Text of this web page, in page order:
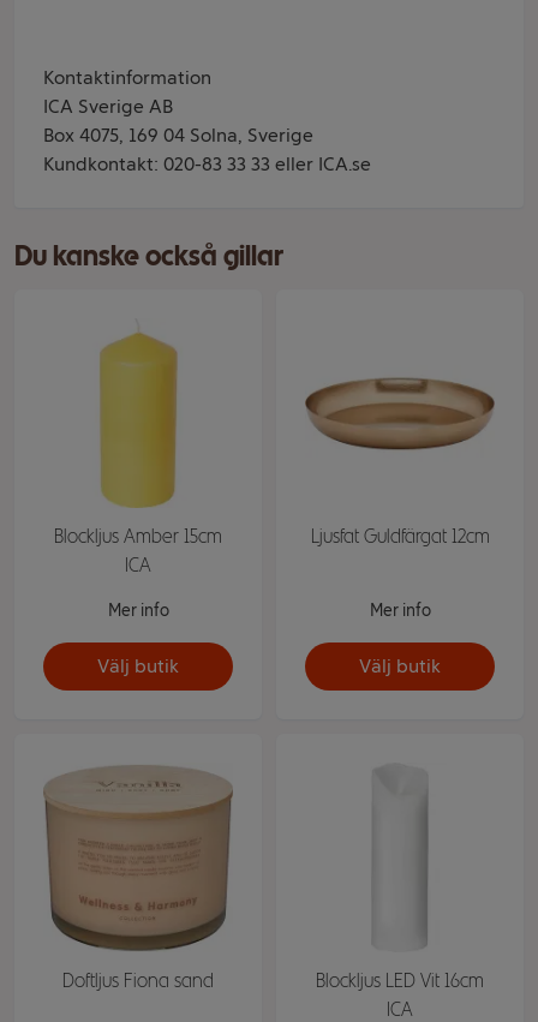
Kontaktinformation
ICA Sverige AB
Box 4075, 169 04 Solna, Sverige
Kundkontakt: 020-83 33 33 eller ICA.se
Du kanske också gillar
Blockljus Amber 15cm
ICA
Mer info
Välj butik
Ljusfat Guldfärgat 12cm
Mer info
Välj butik
Doftljus Fiona sand
Blockljus LED Vit 16cm
ICA